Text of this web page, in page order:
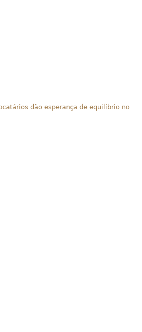
dão esperança de equilíbrio no